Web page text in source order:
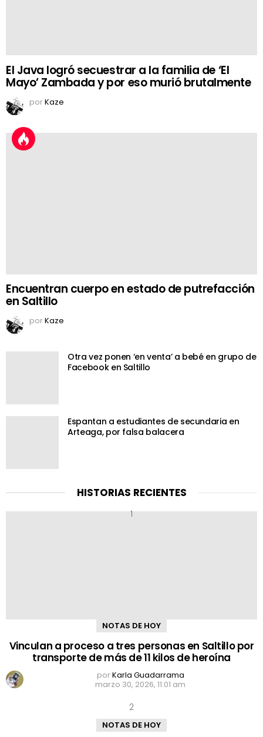
El Java logró secuestrar a la familia de ‘El
Mayo’ Zambada y por eso murió brutalmente
porKaze
Encuentran cuerpo en estado de putrefacción
en Saltillo
porKaze
Otra vez ponen ‘en venta’ a bebé en grupo de
Facebook en Saltillo
Espantan a estudiantes de secundaria en
Arteaga, por falsa balacera
HISTORIAS RECIENTES
NOTAS DE HOY
Vinculan a proceso a tres personas en Saltillo por
transporte de más de 11 kilos de heroína
porKarla Guadarrama
marzo 30, 2026, 11:01 am
NOTAS DE HOY